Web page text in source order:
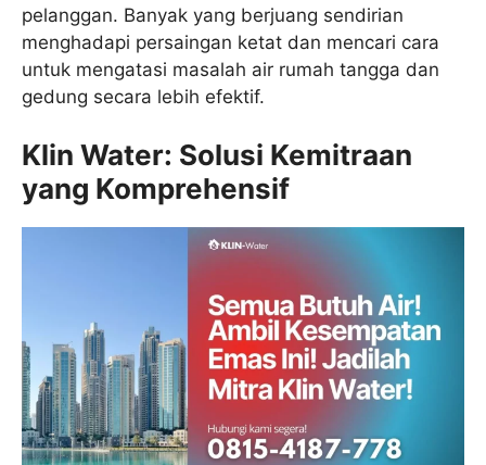
pelanggan. Banyak yang berjuang sendirian
menghadapi persaingan ketat dan mencari cara
untuk mengatasi masalah air rumah tangga dan
gedung secara lebih efektif.
Klin Water: Solusi Kemitraan
yang Komprehensif